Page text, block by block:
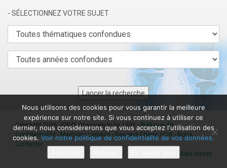
- SÉLECTIONNEZ VOTRE SUJET
Nous utilisons des cookies pour vous garantir la meilleure
expérience sur notre site. Si vous continuez à utiliser ce
dernier, nous considérerons que vous acceptez l'utilisation des
cookies.Voir notre politique de confidentialité de vos données.
Copyright 2006 JOFdF Association loi 1901 -Politique de
Confidentialité - Mentions Légales - Respect Charte HON - Nous
Contacter
Agence digitale Nasdy